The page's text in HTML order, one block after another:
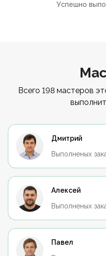
Успешно
Всего 198 мастеров
Дмитрий
Выполненых
Алексей
Выполненых
Павел